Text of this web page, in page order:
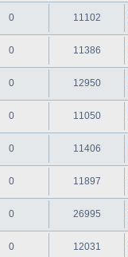
0 11102
0 11386
0 12950
0 11050
0 11406
0 11897
0 26995
0 12031